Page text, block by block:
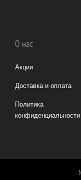
О нас
Акции
Доставка и оплата
Политика
конфиденциальности